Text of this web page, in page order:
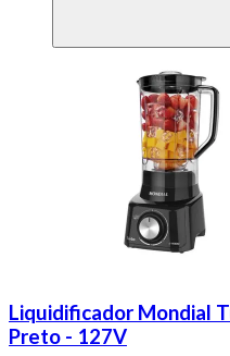
Liquidificador Mondial
Preto - 127V